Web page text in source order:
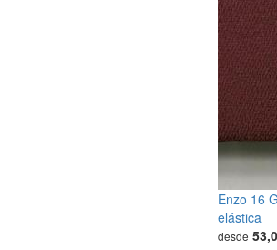
Enzo 16
elástica
desde